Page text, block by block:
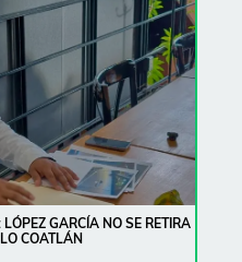
GARCÍA NO SE RETIRA
COATLÁN